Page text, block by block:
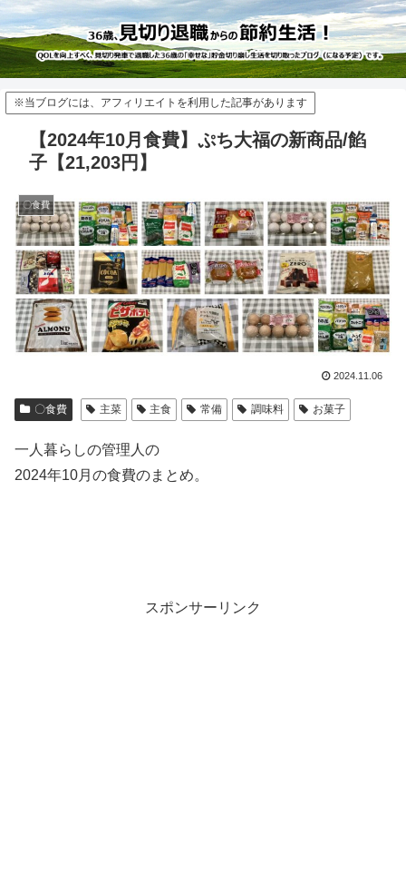
※当ブログには、アフィリエイトを利用した記事があります
【2024年10月食費】ぷち大福の新商品/餡
子【21,203円】
〇食費
2024.11.06
〇食費 主菜 主食 常備 調味料 お菓子
一人暮らしの管理人の
2024年10月の食費のまとめ。
スポンサーリンク